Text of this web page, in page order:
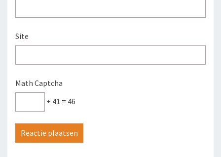
Site
Math Captcha
+ 41 = 46